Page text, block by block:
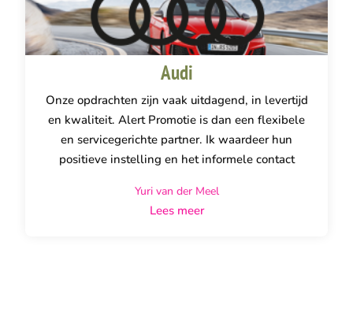
verrassen. Verrassen met goede ideeën, het snelle
schakelen en de betrokkenheid. Hun manier van
samenwerken helpt ons als organisatie echt
verder.
Audi
Onze opdrachten zijn vaak uitdagend, in levertijd
en kwaliteit. Alert Promotie is dan een flexibele
en servicegerichte partner. Ik waardeer hun
positieve instelling en het informele contact
Yuri van der Meel
Lees meer